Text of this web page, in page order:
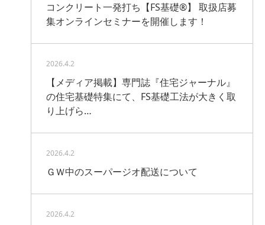
コンクリート一発打ち【FS基礎®】 取扱店募
集オンラインセミナーを開催します！
2026.4.2
【メディア掲載】専門誌『住宅ジャーナル』
の住宅基礎特集にて、FS基礎工法が大きく取
り上げら…
2026.4.2
ＧＷ中のスーパージオ配送について
2026.4.2